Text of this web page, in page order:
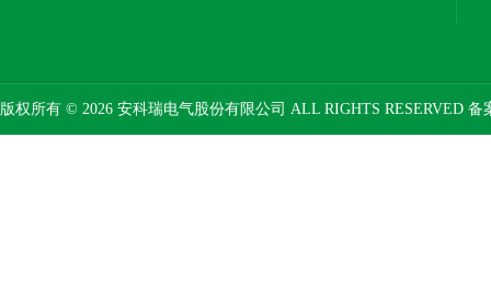
版权所有 © 2026 安科瑞电气股份有限公司 ALL RIGHTS RESERVED 备